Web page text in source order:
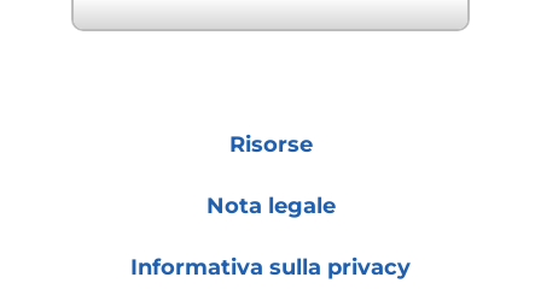
Risorse
Nota legale
Informativa sulla privacy